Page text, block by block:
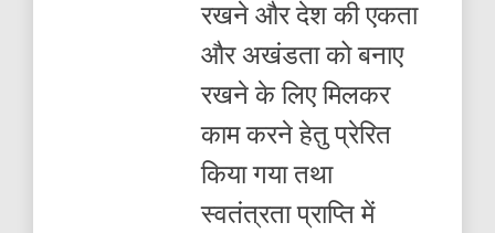
रखने और देश की एकता
और अखंडता को बनाए
रखने के लिए मिलकर
काम करने हेतु प्रेरित
किया गया तथा
स्वतंत्रता प्राप्ति में